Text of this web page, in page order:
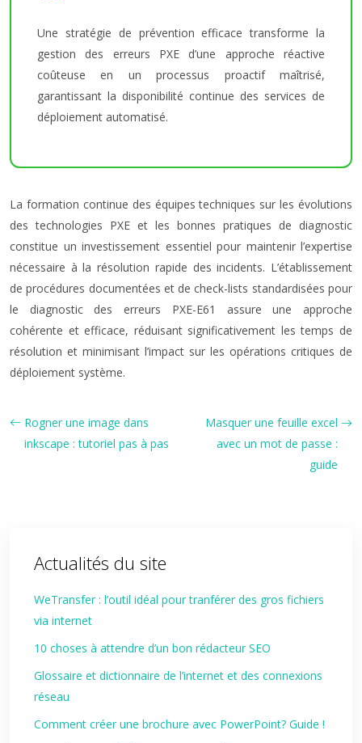
Une stratégie de prévention efficace transforme la
gestion des erreurs PXE d’une approche réactive
coûteuse en un processus proactif maîtrisé,
garantissant la disponibilité continue des services de
déploiement automatisé.
La formation continue des équipes techniques sur les évolutions
des technologies PXE et les bonnes pratiques de diagnostic
constitue un investissement essentiel pour maintenir l’expertise
nécessaire à la résolution rapide des incidents. L’établissement
de procédures documentées et de check-lists standardisées pour
le diagnostic des erreurs PXE-E61 assure une approche
cohérente et efficace, réduisant significativement les temps de
résolution et minimisant l’impact sur les opérations critiques de
déploiement système.
Rogner une image dans
inkscape : tutoriel pas à pas
Masquer une feuille excel
avec un mot de passe :
guide
Actualités du site
WeTransfer : l’outil idéal pour tranférer des gros fichiers
via internet
10 choses à attendre d’un bon rédacteur SEO
Glossaire et dictionnaire de l’internet et des connexions
réseau
Comment créer une brochure avec PowerPoint? Guide !